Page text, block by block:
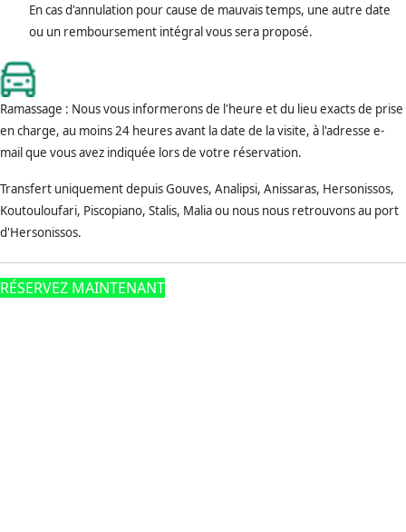
En cas d'annulation pour cause de mauvais temps, une autre date
ou un remboursement intégral vous sera proposé.
Ramassage : Nous vous informerons de l'heure et du lieu exacts de prise
en charge, au moins 24 heures avant la date de la visite, à l'adresse e-
mail que vous avez indiquée lors de votre réservation.
Transfert uniquement depuis Gouves, Analipsi, Anissaras, Hersonissos,
Koutouloufari, Piscopiano, Stalis, Malia ou nous nous retrouvons au port
d'Hersonissos.
RÉSERVEZ MAINTENANT